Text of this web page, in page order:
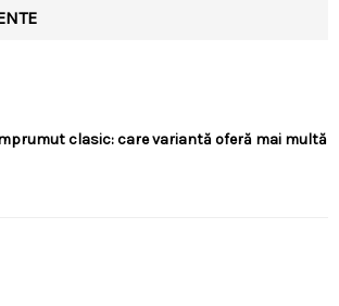
clasic: care variantă oferă mai multă